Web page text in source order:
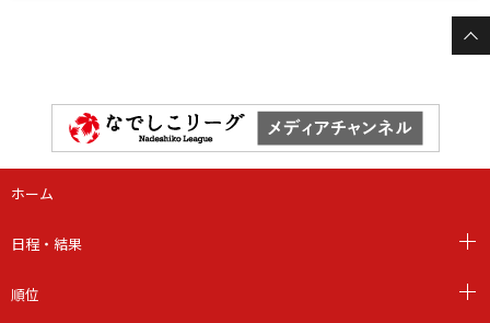
ホーム
日程・結果
順位